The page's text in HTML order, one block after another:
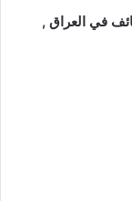
في العراق ,